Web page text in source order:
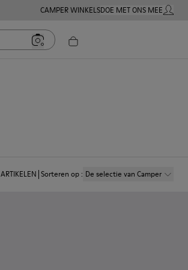
CAMPER WINKELSDOE MET ONS MEEMIJN
ARTIKELEN Sorteren op: De selectie van Camper